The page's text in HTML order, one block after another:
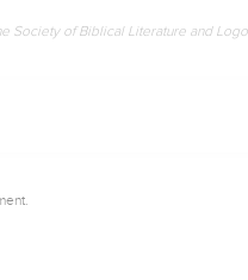
Society of Biblical Literature and